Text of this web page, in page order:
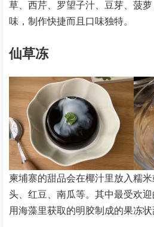
草、西芹、罗望子汁、豆芽、菠
味，制作快捷而且口味独特。
仙草冻
柬埔寨的甜品会在椰汁里放入糯
头、红豆、南瓜等。其中最受欢
用海藻里获取的明胶制成的果冻状